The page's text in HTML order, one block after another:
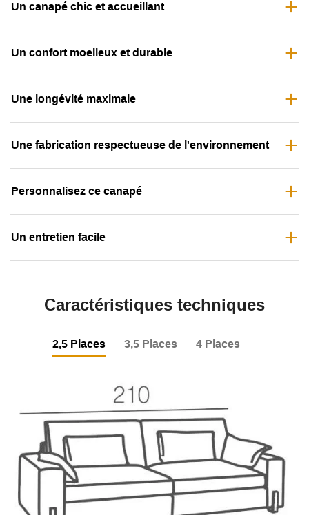
Un canapé chic et accueillant
Un confort moelleux et durable
Une longévité maximale
Une fabrication respectueuse de l'environnement
Personnalisez ce canapé
Un entretien facile
Caractéristiques techniques
2,5 Places 3,5 Places 4 Places